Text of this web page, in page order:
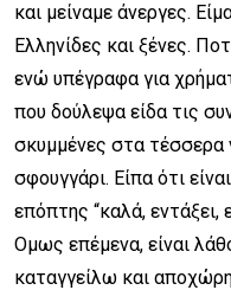
και μείναμε άνεργες.
Ελληνίδες και ξένες.
ενώ υπέγραφα για
που δούλεψα είδα τις
σκυμμένες στα τέσσερα
σφουγγάρι. Είπα ότι
επόπτης “καλά, εντάξει,
Ομως επέμενα, είναι
καταγγείλω και